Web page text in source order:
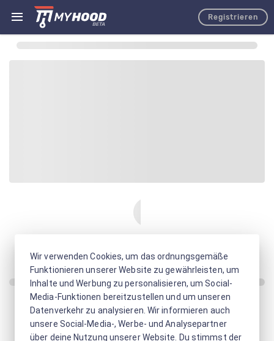
Registrieren
Wir verwenden Cookies, um das ordnungsgemäße
Funktionieren unserer Website zu gewährleisten, um
Inhalte und Werbung zu personalisieren, um Social-
Media-Funktionen bereitzustellen und um unseren
Datenverkehr zu analysieren. Wir informieren auch
unsere Social-Media-, Werbe- und Analysepartner
über deine Nutzung unserer Website. Du stimmst der